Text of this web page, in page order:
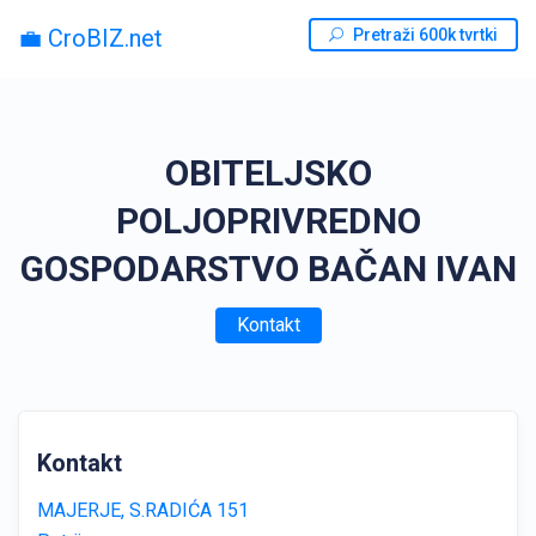
💼 CroBIZ.net Pretraži 600k tvrtki
OBITELJSKO
POLJOPRIVREDNO
GOSPODARSTVO BAČAN IVAN
Kontakt
Kontakt
MAJERJE, S.RADIĆA 151